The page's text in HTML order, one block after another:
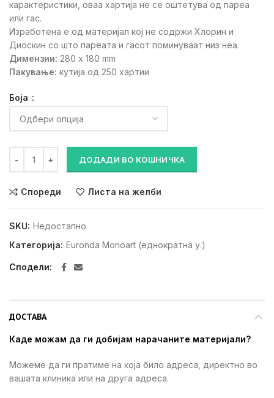
500 ден.420 ден.
карактеристики, оваа хартија не се оштетува од пареа
или гас.
Изработена е од материјал кој не содржи Хлорин и
Диоскин со што пареата и гасот поминуваат низ неа.
Димензии: 280 x 180 mm
Пакување: кутија од 250 хартии
Боја
ДОДАДИ ВО КОШНИЧКА
Спореди Листа на желби
SKU: Недостапно
Категорија: Euronda Monoart (еднократна у.)
Сподели
ДОСТАВА
Каде можам да ги добијам нарачаните материјали?
Можеме да ги пратиме на која било адреса, директно во
вашата клиника или на друга адреса.